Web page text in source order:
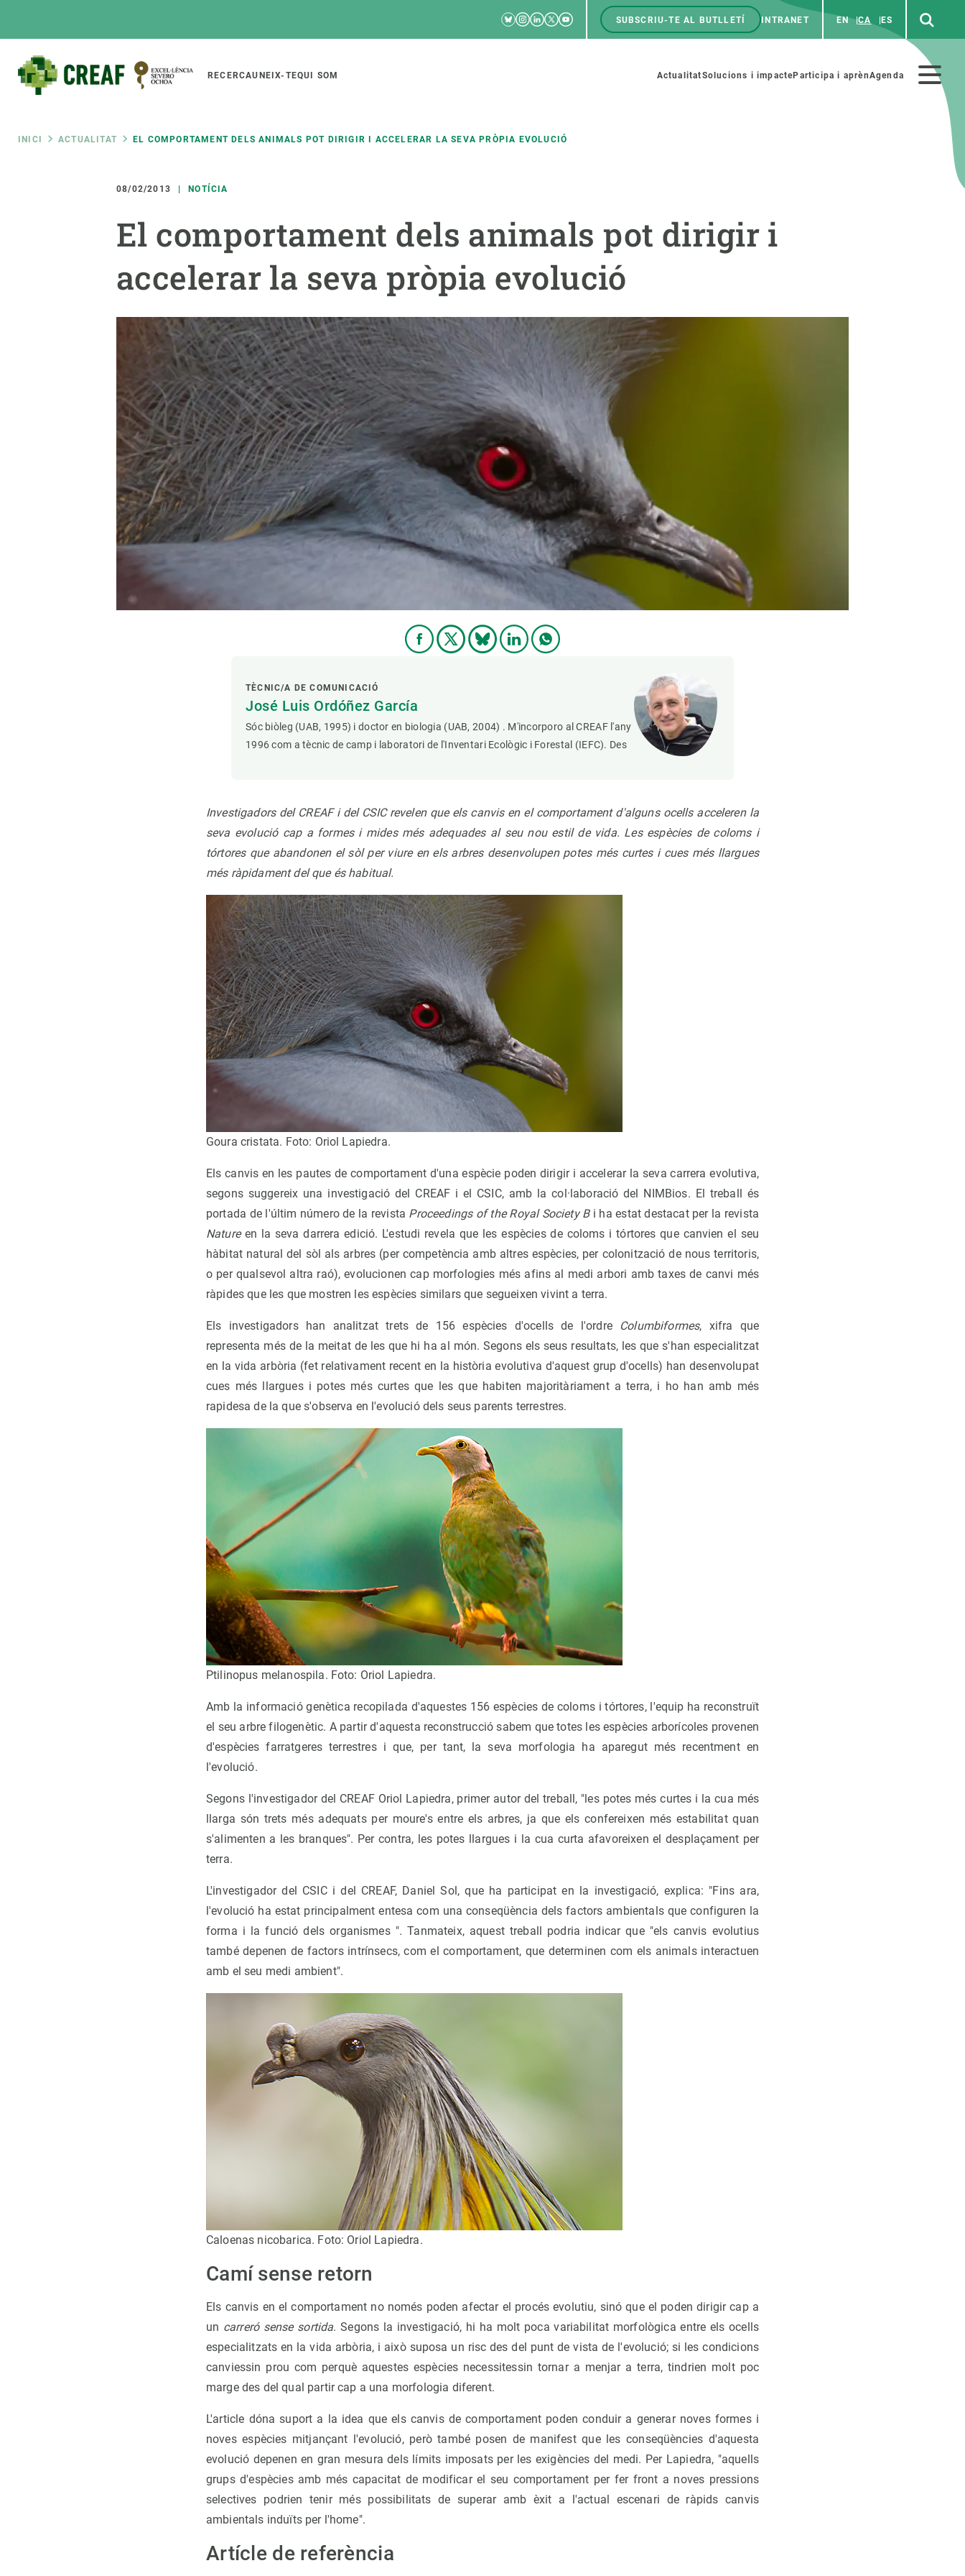
RRSS
Bluesky
Instagram
Linkedin
TwitterYoutube
Menú
SUBSCRIU-TE AL BUTLLETÍ INTRANET EN CA ES
Main
navigation
RECERCAUNEIX-TEQUI SOM
Menú
ActualitatSolucions i impacteParticipa i aprènAgenda
Fil
d'ariadna
INICI ACTUALITAT EL COMPORTAMENT DELS ANIMALS POT DIRIGIR I ACCELERAR LA SEVA PRÒPIA EVOLUCIÓ
08/02/2013 NOTÍCIA
El comportament dels animals pot dirigir i
accelerar la seva pròpia evolució
TÈCNIC/A DE COMUNICACIÓ
José Luis Ordóñez García
Sóc biòleg (UAB, 1995) i doctor en biologia (UAB, 2004) . M'incorporo al CREAF l'any
1996 com a tècnic de camp i laboratori de l'Inventari Ecològic i Forestal (IEFC). Des
Investigadors del CREAF i del CSIC revelen que els canvis en el comportament d'alguns ocells acceleren la
seva evolució cap a formes i mides més adequades al seu nou estil de vida. Les espècies de coloms i
tórtores que abandonen el sòl per viure en els arbres desenvolupen potes més curtes i cues més llargues
més ràpidament del que és habitual.
Goura cristata. Foto: Oriol Lapiedra.
Els canvis en les pautes de comportament d'una espècie poden dirigir i accelerar la seva carrera evolutiva,
segons suggereix una investigació del CREAF i el CSIC, amb la col·laboració del NIMBios. El treball és
portada de l'últim número de la revista Proceedings of the Royal Society Bi ha estat destacat per la revista
Natureen la seva darrera edició. L'estudi revela que les espècies de coloms i tórtores que canvien el seu
hàbitat natural del sòl als arbres (per competència amb altres espècies, per colonització de nous territoris,
o per qualsevol altra raó), evolucionen cap morfologies més afins al medi arbori amb taxes de canvi més
ràpides que les que mostren les espècies similars que segueixen vivint a terra.
Els investigadors han analitzat trets de 156 espècies d'ocells de l'ordre Columbiformes, xifra que
representa més de la meitat de les que hi ha al món. Segons els seus resultats, les que s'han especialitzat
en la vida arbòria (fet relativament recent en la història evolutiva d'aquest grup d'ocells) han desenvolupat
cues més llargues i potes més curtes que les que habiten majoritàriament a terra, i ho han amb més
rapidesa de la que s'observa en l'evolució dels seus parents terrestres.
Ptilinopus melanospila. Foto: Oriol Lapiedra.
Amb la informació genètica recopilada d'aquestes 156 espècies de coloms i tórtores, l'equip ha reconstruït
el seu arbre filogenètic. A partir d'aquesta reconstrucció sabem que totes les espècies arborícoles provenen
d'espècies farratgeres terrestres i que, per tant, la seva morfologia ha aparegut més recentment en
l'evolució.
Segons l'investigador del CREAF Oriol Lapiedra, primer autor del treball, "les potes més curtes i la cua més
llarga són trets més adequats per moure's entre els arbres, ja que els confereixen més estabilitat quan
s'alimenten a les branques". Per contra, les potes llargues i la cua curta afavoreixen el desplaçament per
terra.
L'investigador del CSIC i del CREAF, Daniel Sol, que ha participat en la investigació, explica: "Fins ara,
l'evolució ha estat principalment entesa com una conseqüència dels factors ambientals que configuren la
forma i la funció dels organismes ". Tanmateix, aquest treball podria indicar que "els canvis evolutius
també depenen de factors intrínsecs, com el comportament, que determinen com els animals interactuen
amb el seu medi ambient".
Caloenas nicobarica. Foto: Oriol Lapiedra.
Camí sense retorn
Els canvis en el comportament no només poden afectar el procés evolutiu, sinó que el poden dirigir cap a
un carreró sense sortida. Segons la investigació, hi ha molt poca variabilitat morfològica entre els ocells
especialitzats en la vida arbòria, i això suposa un risc des del punt de vista de l'evolució; si les condicions
canviessin prou com perquè aquestes espècies necessitessin tornar a menjar a terra, tindrien molt poc
marge des del qual partir cap a una morfologia diferent.
L'article dóna suport a la idea que els canvis de comportament poden conduir a generar noves formes i
noves espècies mitjançant l'evolució, però també posen de manifest que les conseqüències d'aquesta
evolució depenen en gran mesura dels límits imposats per les exigències del medi. Per Lapiedra, "aquells
grups d'espècies amb més capacitat de modificar el seu comportament per fer front a noves pressions
selectives podrien tenir més possibilitats de superar amb èxit a l'actual escenari de ràpids canvis
ambientals induïts per l'home".
Artícle de referència
Featured
responsive
Responsive
menu
Equitat, Diversitat i Inclusió (EDI)
Oficina de premsa
Ciència oberta i gestió del coneixement
Directori de recerca
Canvi global
Observació de la terra
Temes transversals
Publicacions
Synthesis Actions
Impacte
Innovació
Serveis tècnics
Borsa de treball
Demana la teva MSCA-PF
Programa de màsters i doctorat
Segell de bones pràctiques HRS4R
Un lloc on créixer
Desenvolupament de carrera
Seminaris i activitats internes
T’oferim formació
Ciència i art